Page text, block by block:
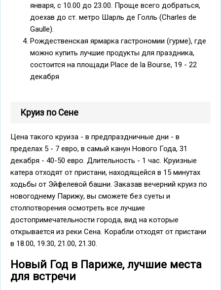
января, с 10.00 до 23.00. Проще всего добраться,
доехав до ст. метро Шарль де Голль (Charles de
Gaulle).
Рождественская ярмарка гастрономии (гурме), где
можно купить лучшие продукты для праздника,
состоится на площади Place de la Bourse, 19 - 22
декабря
Круиз по Сене
Цена такого круиза - в предпраздничные дни - в
пределах 5 - 7 евро, в самый канун Нового Года, 31
декабря - 40-50 евро. Длительность - 1 час. Круизные
катера отходят от пристани, находящейся в 15 минутах
ходьбы от Эйфелевой башни. Заказав вечерний круиз по
новогоднему Парижу, вы сможете без суеты и
столпотворения осмотреть все лучшие
достопримечательности города, вид на которые
открывается из реки Сена. Корабли отходят от пристани
в 18.00, 19.30, 21.00, 21.30.
Новый Год в Париже, лучшие места
для встречи